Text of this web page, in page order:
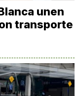
unen
transporte